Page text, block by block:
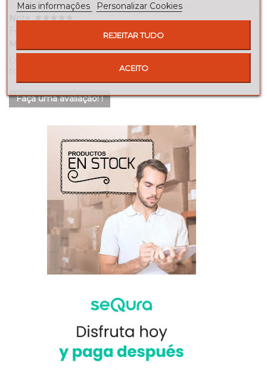
Nota
Faça uma avaliação! !
Mais informações Personalizar Cookies
REJEITAR TUDO
ACEITO